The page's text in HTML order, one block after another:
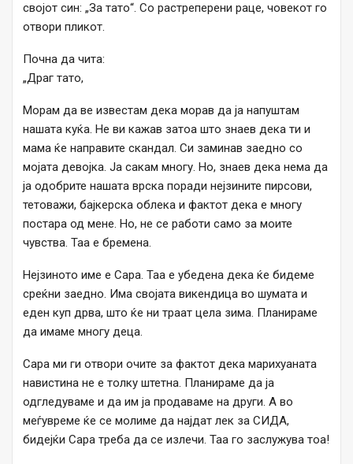
својот син: „За тато“. Со растреперени раце, човекот го
отвори пликот.
Почна да чита:
„Драг тато,
Морам да ве известам дека морав да ја напуштам
нашата куќа. Не ви кажав затоа што знаев дека ти и
мама ќе направите скандал. Си заминав заедно со
мојата девојка. Ја сакам многу. Но, знаев дека нема да
ја одобрите нашата врска поради нејзините пирсови,
тетоважи, бајкерска облека и фактот дека е многу
постара од мене. Но, не се работи само за моите
чувства. Таа е бремена.
Нејзиното име е Сара. Таа е убедена дека ќе бидеме
среќни заедно. Има својата викендица во шумата и
еден куп дрва, што ќе ни траат цела зима. Планираме
да имаме многу деца.
Сара ми ги отвори очите за фактот дека марихуаната
навистина не е толку штетна. Планираме да ја
одгледуваме и да им ја продаваме на други. А во
меѓувреме ќе се молиме да најдат лек за СИДА,
бидејќи Сара треба да се излечи. Таа го заслужува тоа!